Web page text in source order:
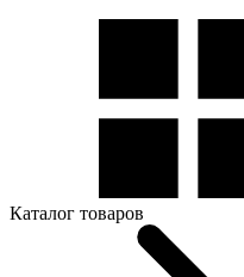
Каталог товаров